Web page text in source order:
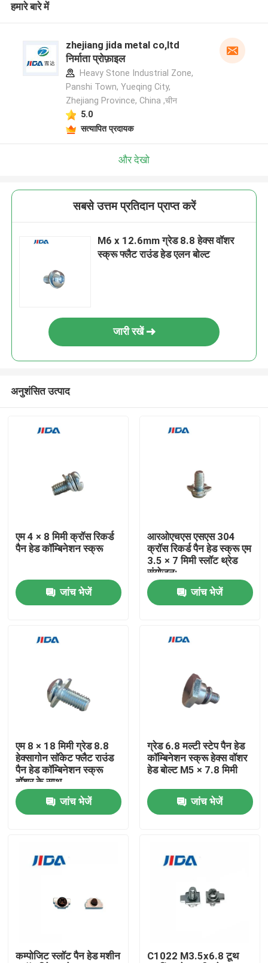
फ़ैक्टरी टूर
गुणवत्ता नियंत्रण
उद्धरण मांगें
हमारे बारे में
zhejiang jida metal co,ltd
निर्माता प्रोफ़ाइल
Heavy Stone Industrial Zone,
Panshi Town, Yueqing City,
Zhejiang Province, China ,चीन
5.0
सत्यापित प्रदायक
और देखो
सबसे उत्तम प्रतिदान प्राप्त करें
M6 x 12.6mm ग्रेड 8.8 हेक्स वॉशर
स्क्रू फ्लैट राउंड हेड एलन बोल्ट
जारी रखें
अनुशंसित उत्पाद
एम 4 × 8 मिमी क्रॉस रिकर्ड
पैन हेड कॉम्बिनेशन स्क्रू
जांच भेजें
आरओएचएस एसएस 304
क्रॉस रिकर्ड पैन हेड स्क्रू एम
3.5 × 7 मिमी स्लॉट थ्रेड
संयोजन:
जांच भेजें
एम 8 × 18 मिमी ग्रेड 8.8
हेक्सागोन सॉकेट फ्लैट राउंड
पैन हेड कॉम्बिनेशन स्क्रू
वॉशर के साथ
जांच भेजें
ग्रेड 6.8 मल्टी स्टेप पैन हेड
कॉम्बिनेशन स्क्रू हेक्स वॉशर
हेड बोल्ट M5 × 7.8 मिमी
जांच भेजें
कम्पोजिट स्लॉट पैन हेड मशीन
C1022 M3.5x6.8 टूथ